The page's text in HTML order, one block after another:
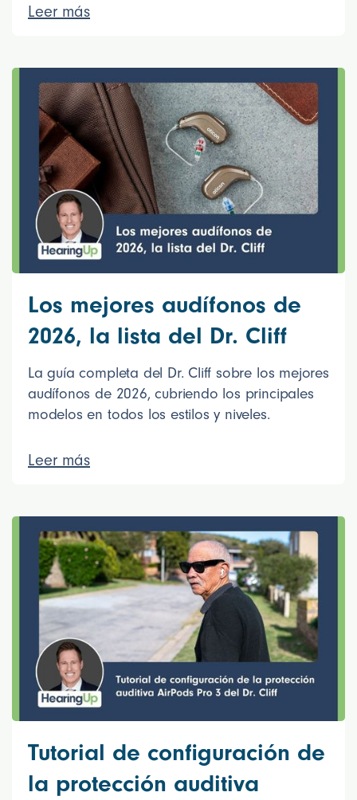
Leer más
Los mejores audífonos de
2026, la lista del Dr. Cliff
La guía completa del Dr. Cliff sobre los mejores
audífonos de 2026, cubriendo los principales
modelos en todos los estilos y niveles.
Leer más
Tutorial de configuración de
la protección auditiva